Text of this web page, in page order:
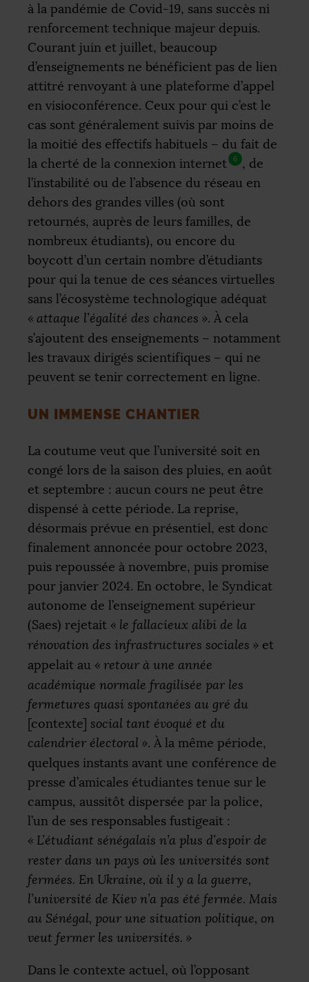
à la pandémie de Covid-19, sans succès ni
renforcement technique majeur depuis.
Courant juin et juillet, beaucoup
d’enseignements ne bénéficient pas de lien
attitré renvoyant à une plateforme d’appel
en visioconférence. Ceux pour qui c’est le
cas sont généralement suivis par moins de
la moitié des effectifs habituels – du fait de
la cherté de la connexion internet
6
, de
l’instabilité ou de l’absence du réseau en
dehors des grandes villes (où sont
retournés, auprès de leurs familles, de
nombreux étudiants), ou encore du
boycott d’un certain nombre d’étudiants
pour qui la tenue de ces séances virtuelles
sans l’écosystème technologique adéquat
« attaque l’égalité des chances ». À cela
s’ajoutent des enseignements – notamment
les travaux dirigés scientifiques – qui ne
peuvent se tenir correctement en ligne.
UN IMMENSE CHANTIER
La coutume veut que l’université soit en
congé lors de la saison des pluies, en août
et septembre : aucun cours ne peut être
dispensé à cette période. La reprise,
désormais prévue en présentiel, est donc
finalement annoncée pour octobre 2023,
puis repoussée à novembre, puis promise
pour janvier 2024. En octobre, le Syndicat
autonome de l’enseignement supérieur
(Saes) rejetait « le fallacieux alibi de la
rénovation des infrastructures sociales » et
appelait au « retour à une année
académique normale fragilisée par les
fermetures quasi spontanées au gré du
[contexte] social tant évoqué et du
calendrier électoral ». À la même période,
quelques instants avant une conférence de
presse d’amicales étudiantes tenue sur le
campus, aussitôt dispersée par la police,
l’un de ses responsables fustigeait :
« L’étudiant sénégalais n’a plus d’espoir de
rester dans un pays où les universités sont
fermées. En Ukraine, où il y a la guerre,
l’université de Kiev n’a pas été fermée. Mais
au Sénégal, pour une situation politique, on
veut fermer les universités. »
Dans le contexte actuel, où l’opposant